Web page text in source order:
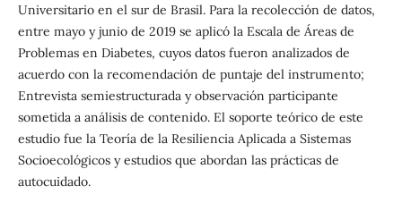
Universitario en el sur de Brasil. Para la recolección de datos,
entre mayo y junio de 2019 se aplicó la Escala de Áreas de
Problemas en Diabetes, cuyos datos fueron analizados de
acuerdo con la recomendación de puntaje del instrumento;
Entrevista semiestructurada y observación participante
sometida a análisis de contenido. El soporte teórico de este
estudio fue la Teoría de la Resiliencia Aplicada a Sistemas
Socioecológicos y estudios que abordan las prácticas de
autocuidado.